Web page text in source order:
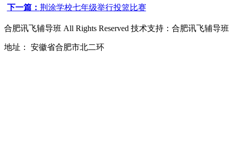
下一篇： 荆涂学校七年级举行投篮比赛
合肥讯飞辅导班 All Rights Reserved 技术支持： 合肥讯飞辅导班
地址： 安徽省合肥市北二环